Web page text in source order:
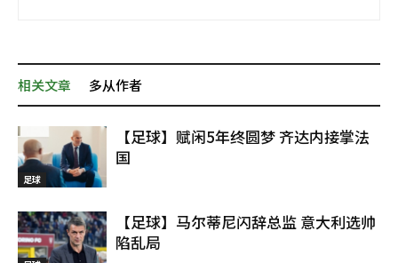
相关文章 多从作者
足球
【足球】赋闲5年终圆梦 齐达内接掌法
国
【足球】马尔蒂尼闪辞总监 意大利选帅
陷乱局